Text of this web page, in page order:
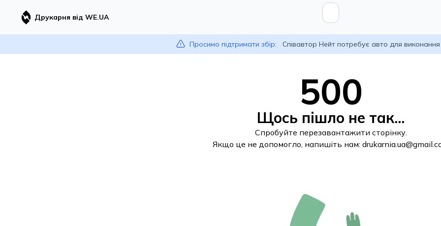
Друкарня від WE.UA
Просимо підтримати збір: Співавтор Нейт потребує авто для
500
Щось пішло не так...
Спробуйте перезавантажити сторінку.
Якщо це не допомогло, напишіть нам: